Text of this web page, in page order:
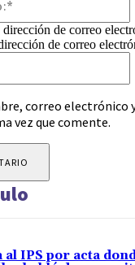
de correo
de correo
correo electrónico
vez que comente.
al IPS por acta